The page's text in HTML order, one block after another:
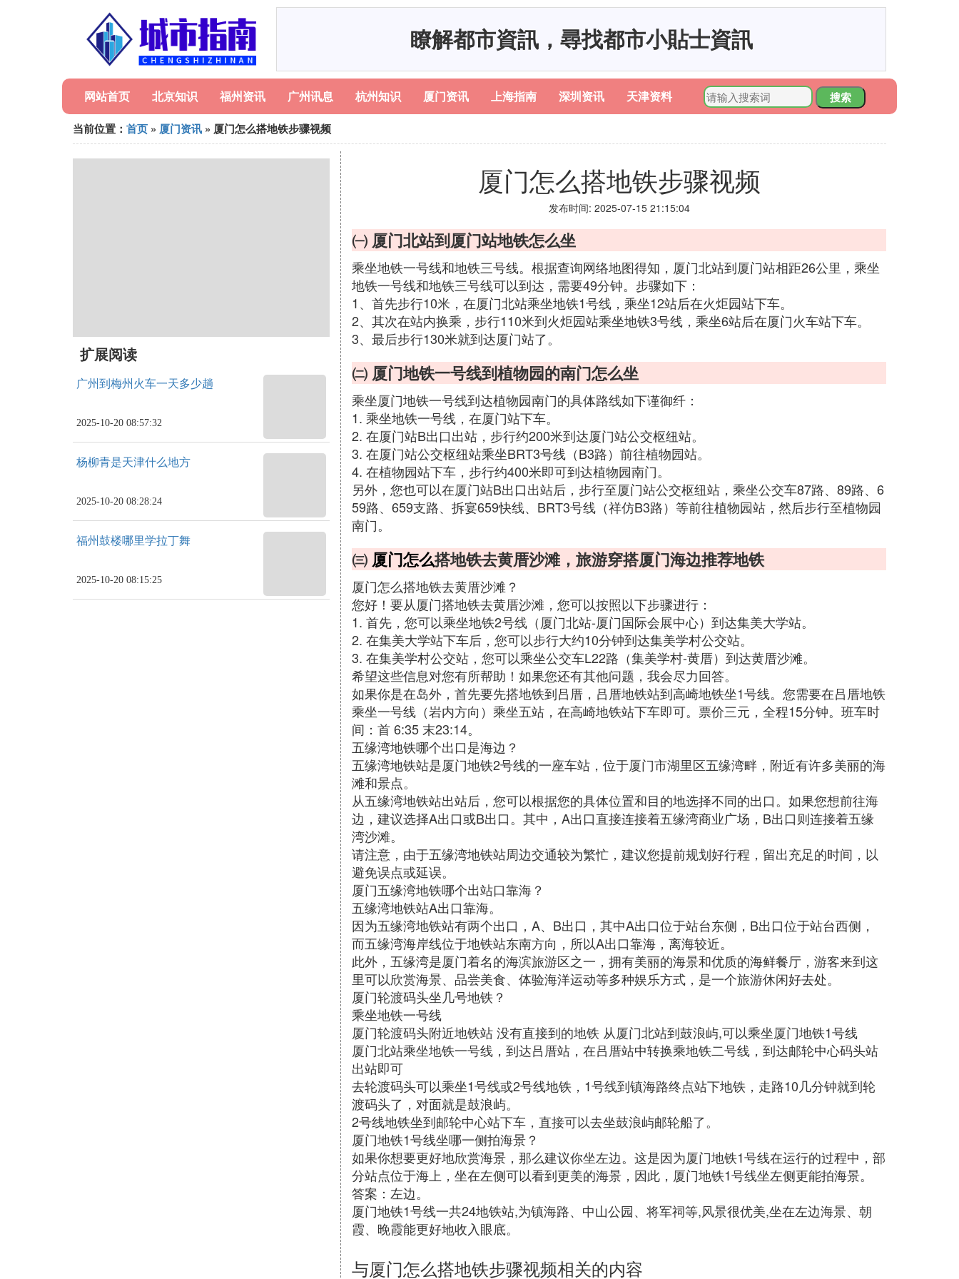
瞭解都市資訊，尋找都市小貼士資訊
网站首页 北京知识 福州资讯 广州讯息 杭州知识 厦门资讯 上海指南 深圳资讯 天津资料
搜索
当前位置： 首页 » 厦门资讯 » 厦门怎么搭地铁步骤视频
扩展阅读
广州到梅州火车一天多少趟
2025-10-20 08:57:32
杨柳青是天津什么地方
2025-10-20 08:28:24
福州鼓楼哪里学拉丁舞
2025-10-20 08:15:25
厦门怎么搭地铁步骤视频
发布时间: 2025-07-15 21:15:04
㈠ 厦门北站到厦门站地铁怎么坐
乘坐地铁一号线和地铁三号线。根据查询网络地图得知，厦门北站到厦门站相距26公里，乘坐
地铁一号线和地铁三号线可以到达，需要49分钟。步骤如下：
1、首先步行10米，在厦门北站乘坐地铁1号线，乘坐12站后在火炬园站下车。
2、其次在站内换乘，步行110米到火炬园站乘坐地铁3号线，乘坐6站后在厦门火车站下车。
3、最后步行130米就到达厦门站了。
㈡ 厦门地铁一号线到植物园的南门怎么坐
乘坐厦门地铁一号线到达植物园南门的具体路线如下谨御纤：
1. 乘坐地铁一号线，在厦门站下车。
2. 在厦门站B出口出站，步行约200米到达厦门站公交枢纽站。
3. 在厦门站公交枢纽站乘坐BRT3号线（B3路）前往植物园站。
4. 在植物园站下车，步行约400米即可到达植物园南门。
另外，您也可以在厦门站B出口出站后，步行至厦门站公交枢纽站，乘坐公交车87路、89路、6
59路、659支路、拆宴659快线、BRT3号线（祥仿B3路）等前往植物园站，然后步行至植物园
南门。
㈢ 厦门怎么搭地铁去黄厝沙滩，旅游穿搭厦门海边推荐地铁
厦门怎么搭地铁去黄厝沙滩？
您好！要从厦门搭地铁去黄厝沙滩，您可以按照以下步骤进行：
1. 首先，您可以乘坐地铁2号线（厦门北站-厦门国际会展中心）到达集美大学站。
2. 在集美大学站下车后，您可以步行大约10分钟到达集美学村公交站。
3. 在集美学村公交站，您可以乘坐公交车L22路（集美学村-黄厝）到达黄厝沙滩。
希望这些信息对您有所帮助！如果您还有其他问题，我会尽力回答。
如果你是在岛外，首先要先搭地铁到吕厝，吕厝地铁站到高崎地铁坐1号线。您需要在吕厝地铁
乘坐一号线（岩内方向）乘坐五站，在高崎地铁站下车即可。票价三元，全程15分钟。班车时
间：首 6:35 末23:14。
五缘湾地铁哪个出口是海边？
五缘湾地铁站是厦门地铁2号线的一座车站，位于厦门市湖里区五缘湾畔，附近有许多美丽的海
滩和景点。
从五缘湾地铁站出站后，您可以根据您的具体位置和目的地选择不同的出口。如果您想前往海
边，建议选择A出口或B出口。其中，A出口直接连接着五缘湾商业广场，B出口则连接着五缘
湾沙滩。
请注意，由于五缘湾地铁站周边交通较为繁忙，建议您提前规划好行程，留出充足的时间，以
避免误点或延误。
厦门五缘湾地铁哪个出站口靠海？
五缘湾地铁站A出口靠海。
因为五缘湾地铁站有两个出口，A、B出口，其中A出口位于站台东侧，B出口位于站台西侧，
而五缘湾海岸线位于地铁站东南方向，所以A出口靠海，离海较近。
此外，五缘湾是厦门着名的海滨旅游区之一，拥有美丽的海景和优质的海鲜餐厅，游客来到这
里可以欣赏海景、品尝美食、体验海洋运动等多种娱乐方式，是一个旅游休闲好去处。
厦门轮渡码头坐几号地铁？
乘坐地铁一号线
厦门轮渡码头附近地铁站 没有直接到的地铁 从厦门北站到鼓浪屿,可以乘坐厦门地铁1号线
厦门北站乘坐地铁一号线，到达吕厝站，在吕厝站中转换乘地铁二号线，到达邮轮中心码头站
出站即可
去轮渡码头可以乘坐1号线或2号线地铁，1号线到镇海路终点站下地铁，走路10几分钟就到轮
渡码头了，对面就是鼓浪屿。
2号线地铁坐到邮轮中心站下车，直接可以去坐鼓浪屿邮轮船了。
厦门地铁1号线坐哪一侧拍海景？
如果你想要更好地欣赏海景，那么建议你坐左边。这是因为厦门地铁1号线在运行的过程中，部
分站点位于海上，坐在左侧可以看到更美的海景，因此，厦门地铁1号线坐左侧更能拍海景。
答案：左边。
厦门地铁1号线一共24地铁站,为镇海路、中山公园、将军祠等,风景很优美,坐在左边海景、朝
霞、晚霞能更好地收入眼底。
与厦门怎么搭地铁步骤视频相关的内容